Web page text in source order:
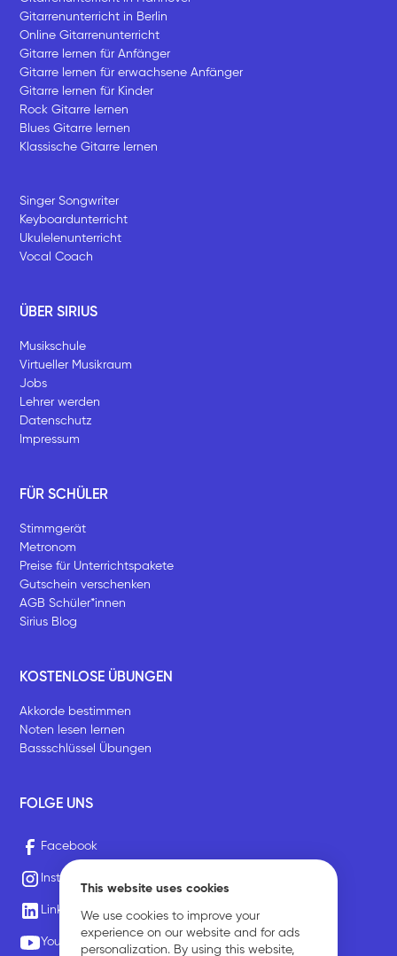
This website uses cookies
We use cookies to improve your
experience on our website and for ads
personalization. By using this website,
Gitarrenunterricht in Berlin
Online Gitarrenunterricht
Gitarre lernen für Anfänger
Gitarre lernen für erwachsene Anfänger
Gitarre lernen für Kinder
Rock Gitarre lernen
Blues Gitarre lernen
Klassische Gitarre lernen
Singer Songwriter
Keyboardunterricht
Ukulelenunterricht
Vocal Coach
ÜBER SIRIUS
Musikschule
Virtueller Musikraum
Jobs
Lehrer werden
Datenschutz
Impressum
FÜR SCHÜLER
Stimmgerät
Metronom
Preise für Unterrichtspakete
Gutschein verschenken
AGB Schüler*innen
Sirius Blog
KOSTENLOSE ÜBUNGEN
Akkorde bestimmen
Noten lesen lernen
Bassschlüssel Übungen
FOLGE UNS
Facebook
Instagram
LinkedIn
Youtube